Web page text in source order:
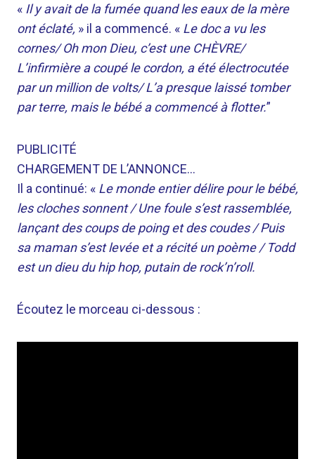
« Il y avait de la fumée quand les eaux de la mère
ont éclaté, » il a commencé. « Le doc a vu les
cornes/ Oh mon Dieu, c’est une CHÈVRE/
L’infirmière a coupé le cordon, a été électrocutée
par un million de volts/ L’a presque laissé tomber
par terre, mais le bébé a commencé à flotter.”
PUBLICITÉ
CHARGEMENT DE L’ANNONCE…
Il a continué: « Le monde entier délire pour le bébé,
les cloches sonnent / Une foule s’est rassemblée,
lançant des coups de poing et des coudes / Puis
sa maman s’est levée et a récité un poème / Todd
est un dieu du hip hop, putain de rock’n’roll.
Écoutez le morceau ci-dessous :